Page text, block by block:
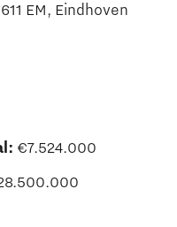
EM, Eindhoven
€7.524.000